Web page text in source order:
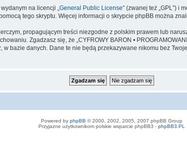
wydanym na licencji „General Public License” (zwanej też „GPL”) i
tego skryptu. Więcej informacji o skrypcie phpBB można
propagującym treści niezgodne z polskim prawem lub
Zgadzasz się, że „CYFROWY BARON •
bazie danych. Dane te nie będą przekazywane nikomu bez
Powered by phpBB © 2000, 2002, 2005, 2007 phpBB Group
Przyjazne użytkownikom polskie wsparcie phpBB3 - phpBB3.PL